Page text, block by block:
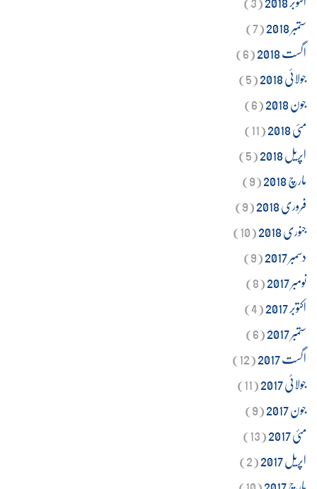
ستمبر 2018
(7)
اگست 2018
(6)
جولائی 2018
(5)
جون 2018
(6)
مئی 2018
(11)
اپریل 2018
(5)
مارچ 2018
(9)
فروری 2018
(9)
جنوری 2018
(10)
دسمبر 2017
(9)
نومبر 2017
(8)
اکتوبر 2017
(4)
ستمبر 2017
(6)
اگست 2017
(12)
جولائی 2017
(11)
جون 2017
(9)
مئی 2017
(13)
اپریل 2017
(2)